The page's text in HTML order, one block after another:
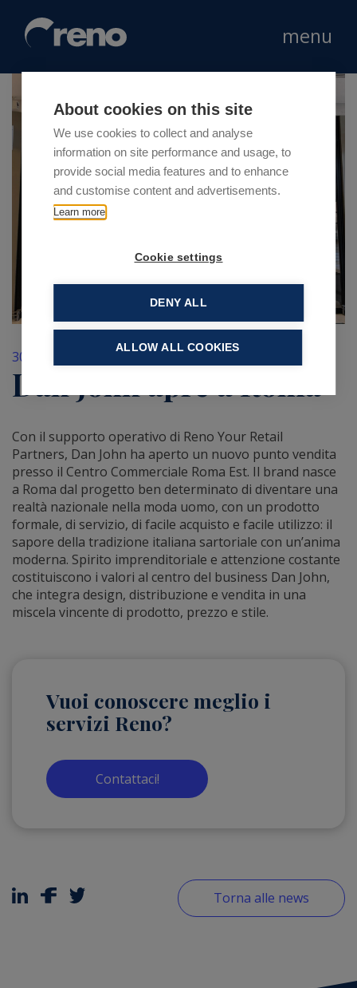
About cookies on this site
We use cookies to collect and analyse
information on site performance and usage, to
provide social media features and to enhance
and customise content and advertisements.
Learn more
Cookie settings
DENY ALL
ALLOW ALL COOKIES
menu
30 Aprile 2019
Dan John apre a Roma
Con il supporto operativo di Reno Your Retail
Partners, Dan John ha aperto un nuovo punto vendita
presso il Centro Commerciale Roma Est. Il brand nasce
a Roma dal progetto ben determinato di diventare una
realtà nazionale nella moda uomo, con un prodotto
formale, di servizio, di facile acquisto e facile utilizzo: il
sapore della tradizione italiana sartoriale con un’anima
moderna. Spirito imprenditoriale e attenzione costante
costituiscono i valori al centro del business Dan John,
che integra design, distribuzione e vendita in una
miscela vincente di prodotto, prezzo e stile.
Vuoi conoscere meglio i
servizi Reno?
Contattaci!
Torna alle news